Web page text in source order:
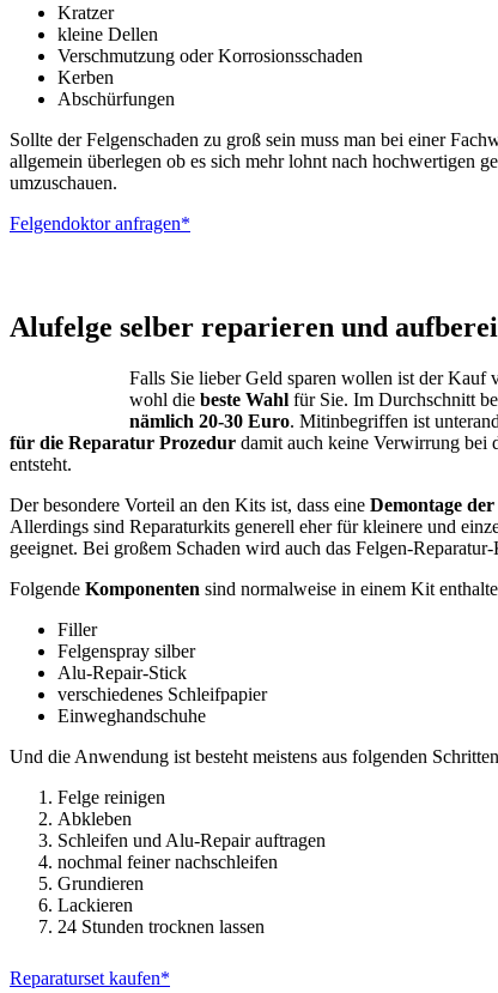
Kratzer
kleine Dellen
Verschmutzung oder Korrosionsschaden
Kerben
Abschürfungen
Sollte der Felgenschaden zu groß sein muss man bei einer
allgemein überlegen ob es sich mehr lohnt nach hochwertigen
umzuschauen.
Felgendoktor anfragen*
Alufelge selber reparieren und
Falls Sie lieber Geld sparen wollen ist der Kauf
wohl die beste Wahl für Sie. Im Durchschnitt
nämlich 20-30 Euro. Mitinbegriffen ist
für die Reparatur Prozedur damit auch keine Verwirrung bei
entsteht.
Der besondere Vorteil an den Kits ist, dass eine Demontage
Allerdings sind Reparaturkits generell eher für kleinere und
geeignet. Bei großem Schaden wird auch das Felgen-
Folgende Komponenten sind normalweise in einem Kit
Filler
Felgenspray silber
Alu-Repair-Stick
verschiedenes Schleifpapier
Einweghandschuhe
Und die Anwendung ist besteht meistens aus folgenden
Felge reinigen
Abkleben
Schleifen und Alu-Repair auftragen
nochmal feiner nachschleifen
Grundieren
Lackieren
24 Stunden trocknen lassen
Reparaturset kaufen*